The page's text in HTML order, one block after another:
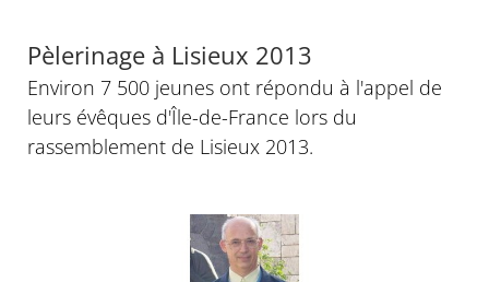
Pèlerinage à Lisieux 2013
Environ 7 500 jeunes ont répondu à l'appel de
leurs évêques d'Île-de-France lors du
rassemblement de Lisieux 2013.